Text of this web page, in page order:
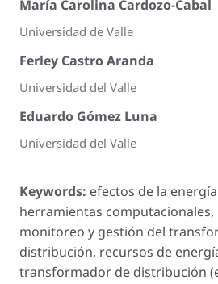
María Carolina Cardozo-Cabal
Universidad de Valle
Ferley Castro Aranda
Universidad del Valle
Eduardo Gómez Luna
Universidad del Valle
Keywords: efectos de la
herramientas
monitoreo y gestión del
distribución, recursos de
transformador de distribución